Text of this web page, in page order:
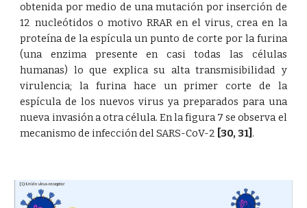
obtenida por medio de una mutación por inserción de
12 nucleótidos o motivo RRAR en el virus, crea en la
proteína de la espícula un punto de corte por la furina
(una enzima presente en casi todas las células
humanas) lo que explica su alta transmisibilidad y
virulencia; la furina hace un primer corte de la
espícula de los nuevos virus ya preparados para una
nueva invasión a otra célula. En la figura 7 se observa el
mecanismo de infección del SARS-CoV-2 [30, 31] .